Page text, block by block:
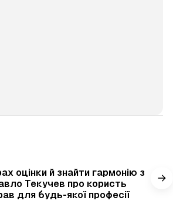
оцінки й знайти гармонію з
Текучев про користь
для будь-якої професії